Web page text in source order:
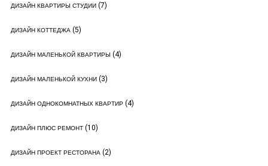
ДИЗАЙН КВАРТИРЫ СТУДИИ(7)
ДИЗАЙН КОТТЕДЖА (5)
ДИЗАЙН МАЛЕНЬКОЙ КВАРТИРЫ (4)
ДИЗАЙН МАЛЕНЬКОЙ КУХНИ(3)
ДИЗАЙН ОДНОКОМНАТНЫХ КВАРТИР(4)
ДИЗАЙН ПЛЮС РЕМОНТ(10)
ДИЗАЙН ПРОЕКТ РЕСТОРАНА (2)